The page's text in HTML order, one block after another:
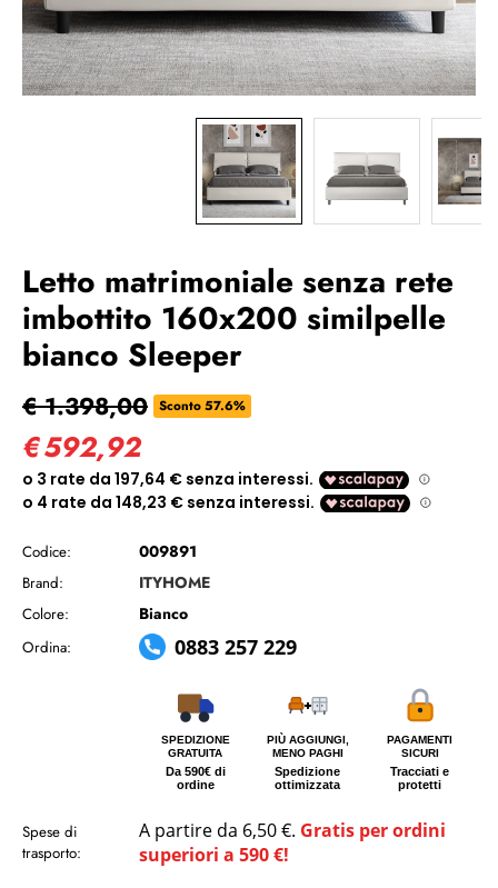
Letto matrimoniale senza rete
imbottito 160x200 similpelle
bianco Sleeper
€ 1.398,00 Sconto 57.6%
€592,92
Codice: 009891
Brand: ITYHOME
Colore: Bianco
Ordina: 0883 257 229
SPEDIZIONE
GRATUITA
Da 590€ di
ordine
PIÙ AGGIUNGI,
MENO PAGHI
Spedizione
ottimizzata
PAGAMENTI
SICURI
Tracciati e
protetti
Spese di
trasporto:
A partire da 6,50 €. Gratis per ordini
superiori a 590 €!